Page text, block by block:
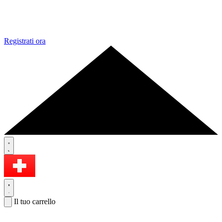
Registrati ora
Il tuo carrello